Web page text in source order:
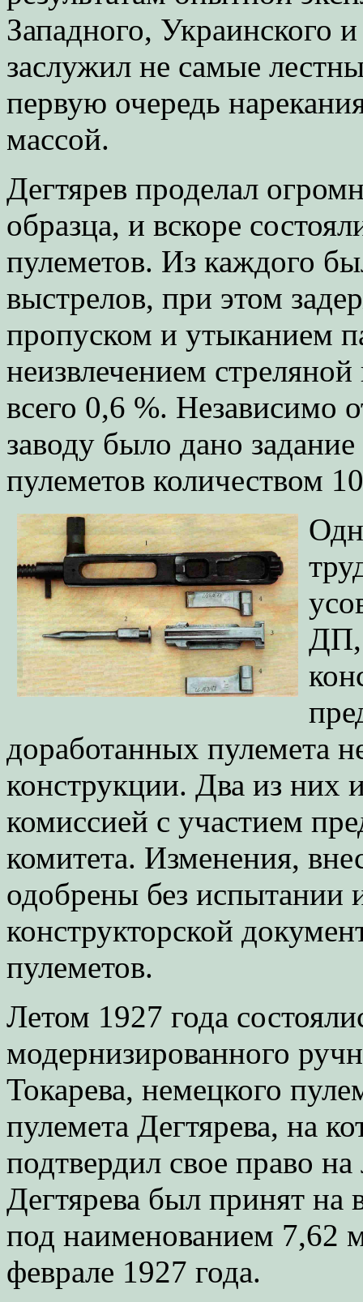
Западного, Украинского
заслужил не самые
первую очередь
массой.
Дегтярев проделал
образца, и вскоре
пулеметов. Из каждого
выстрелов, при этом
пропуском и утыканием
неизвлечением
всего 0,6 %. Независимо
заводу было дано
пулеметов количеством
ДП,
доработанных пулемета
конструкции. Два из них
комиссией с участием
комитета. Изменения,
одобрены без испытании
конструкторской
пулеметов.
Летом 1927 года
модернизированного
Токарева, немецкого
пулемета Дегтярева, на
подтвердил свое право
Дегтярева был принят
под наименованием 7,62
феврале 1927 года.